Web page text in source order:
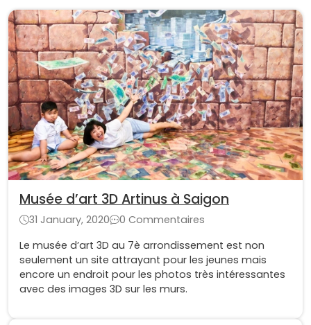
Musée d’art 3D Artinus à Saigon
31 January, 2020
0 Commentaires
Le musée d’art 3D au 7è arrondissement est non
seulement un site attrayant pour les jeunes mais
encore un endroit pour les photos très intéressantes
avec des images 3D sur les murs.